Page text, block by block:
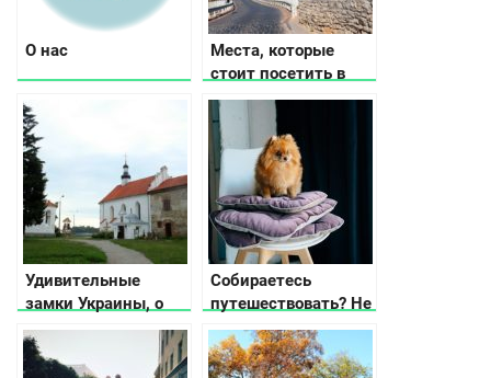
О нас
Места, которые
стоит посетить в
Каменец-
Подольском
Удивительные
замки Украины, о
которых вы не
знали
Собираетесь
путешествовать? Не
забудьте удобный
коврик для собаки!